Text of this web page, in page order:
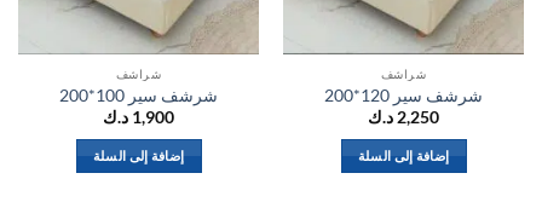
شراشف
شرشف سير 120*200
2,250د.ك
إضافة إلى السلة
شراشف
شرشف سير 100*200
1,900د.ك
إضافة إلى السلة